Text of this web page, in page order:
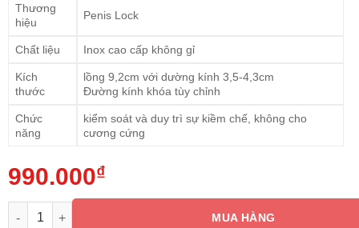
Thương
hiệu
Penis Lock
Chất liệu Inox cao cấp không gỉ
Kích
thước
lồng 9,2cm với dường kính 3,5-4,3cm
Đường kính khóa tùy chỉnh
Chức
năng
kiểm soát và duy trì sự kiềm chế, không cho
cương cứng
990.000₫
Lồng trinh tiết cho nam bằng kim loại KDV03 có thể điều
MUA HÀNG